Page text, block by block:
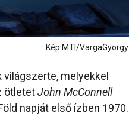
Kép:MTI/VargaGyörgy
melyekkel
ötletetJohn McConnell
napját első ízben 1970.